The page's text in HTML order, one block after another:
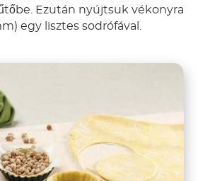
Ezután nyújtsuk vékonyra
egy lisztes sodrófával.